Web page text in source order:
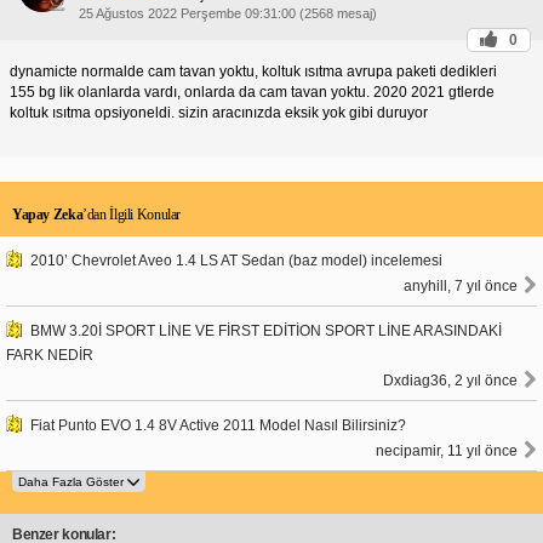
GT Dynamic ayrıca daha büyük 18 inç alaşım
İç Mekan Farkları:İç mekanda GT ve GT Dynamic
donanımları arasındaki en belirgin
fark, koltuk döşemesidir. GT Dynamic, Alcantara ve
GT Dynamic'te ayrıca kırmızı dikişler ve karbon
detay bulunur.
Donanım Farkları:
dijital gösterge paneli, 10 inç
dokunmatik ekranlı multimedya sistemi ve otomatik
özellikler sunar, bunlara şunlar dahildir:
Adaptif hız sabitleyici
Motor Seçenekleri:Her iki donanım seviyesi de aynı
1,2 litrelik turboşarjlı üç silindirli
benzinli motorla sunulur. Bu motor, 130 beygir güç
ve 230 Nm tork üretir.
250 Nm tork üreten 1,5 litrelik turbo dizel motor
25 Ağustos 2022 Perşembe 09:31:00 (2568 mesaj)
0
dynamicte normalde cam tavan yoktu, koltuk ısıtma avrupa paketi dedikleri
155 bg lik olanlarda vardı, onlarda da cam tavan yoktu. 2020 2021 gtlerde
koltuk ısıtma opsiyoneldi. sizin aracınızda eksik yok gibi duruyor
Yapay Zeka’dan İlgili Konular
2010’ Chevrolet Aveo 1.4 LS AT Sedan (baz model) incelemesi
anyhill, 7 yıl önce
BMW 3.20İ SPORT LİNE VE FİRST EDİTİON SPORT LİNE ARASINDAKİ
FARK NEDİR
Dxdiag36, 2 yıl önce
Fiat Punto EVO 1.4 8V Active 2011 Model Nasıl Bilirsiniz?
necipamir, 11 yıl önce
Benzer konular: